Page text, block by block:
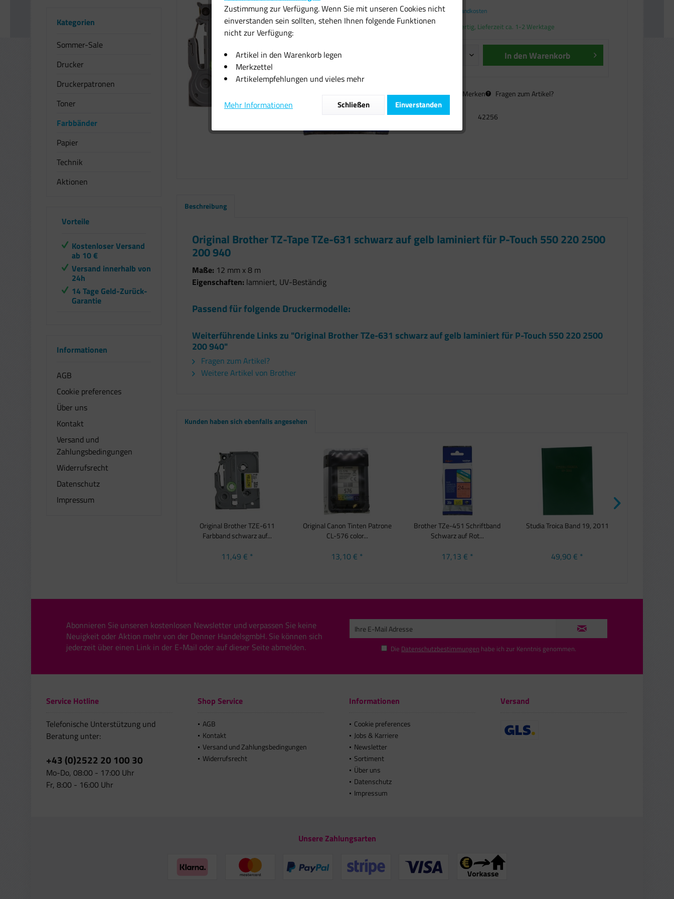
Kategorien
Sommer-Sale
Drucker
Druckerpatronen
Toner
Farbbänder
Papier
Technik
Aktionen
Vorteile
Kostenloser Versand
ab 10 €
Versand innerhalb von
24h
14 Tage Geld-Zurück-
Garantie
Informationen
AGB
Cookie preferences
Über uns
Kontakt
Versand und
Zahlungsbedingungen
Widerrufsrecht
Datenschutz
Impressum
inkl. MwSt.zzgl. Versandkosten
Sofort versandfertig, Lieferzeit ca. 1-2 Werktage
In denWarenkorb
Vergleichen Merken Fragen zum Artikel?
Artikel-Nr.: 42256
Beschreibung
Original Brother TZ-Tape TZe-631 schwarz auf gelb laminiert für P-Touch 550 220 2500
200 940
Maße: 12 mm x 8 m
Eigenschaften: lamniert, UV-Beständig
Passend für folgende Druckermodelle:
Weiterführende Links zu "Original Brother TZe-631 schwarz auf gelb laminiert für P-Touch 550 220 2500
200 940"
Fragen zum Artikel?
Weitere Artikel von Brother
Kunden haben sich ebenfalls angesehen
Original Brother TZE-611
Farbband schwarz auf...
11,49 € *
Original Canon Tinten Patrone
CL-576 color...
13,10 € *
Brother TZe-451 Schriftband
Schwarz auf Rot...
17,13 € *
Studia Troica Band 19, 2011
49,90 € *
Abonnieren Sie unseren kostenlosen Newsletter und verpassen Sie keine
Neuigkeit oder Aktion mehr von der Denner HandelsgmbH. Sie können sich
jederzeit über einen Link in der E-Mail oder auf dieser Seite abmelden.
Die Datenschutzbestimmungen habe ich zur Kenntnis genommen.
Service Hotline
Telefonische Unterstützung und
Beratung unter:
+43 (0)2522 20 100 30
Mo-Do, 08:00 - 17:00 Uhr
Fr, 8:00 - 16:00 Uhr
Shop Service
AGB
Kontakt
Versand und Zahlungsbedingungen
Widerrufsrecht
Informationen
Cookie preferences
Jobs & Karriere
Newsletter
Sortiment
Über uns
Datenschutz
Impressum
Versand
Unsere Zahlungsarten
Zustimmung zur Verfügung. Wenn Sie mit unseren Cookies nicht
einverstanden sein sollten, stehen Ihnen folgende Funktionen
nicht zur Verfügung:
Artikel in den Warenkorb legen
Merkzettel
Artikelempfehlungen und vieles mehr
Mehr Informationen Einverstanden
Schließen